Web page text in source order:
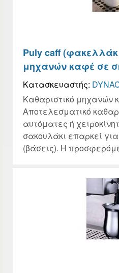
Puly caff
μηχανών καφέ σε
Κατασκευαστής:
Καθαριστικό μηχανών
Αποτελεσματικό
αυτόματες ή
σακουλάκι επαρκεί
(βάσεις). Η